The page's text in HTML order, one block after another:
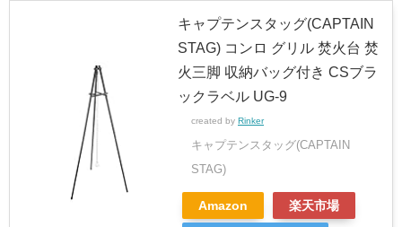
キャプテンスタッグ(CAPTAIN
STAG) コンロ グリル 焚火台 焚
火三脚 収納バッグ付き CSブラ
ックラベル UG-9
created by Rinker
キャプテンスタッグ(CAPTAIN
STAG)
Amazon 楽天市場